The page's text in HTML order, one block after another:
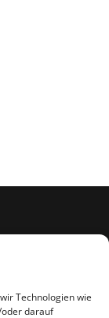
Technologien wie
darauf